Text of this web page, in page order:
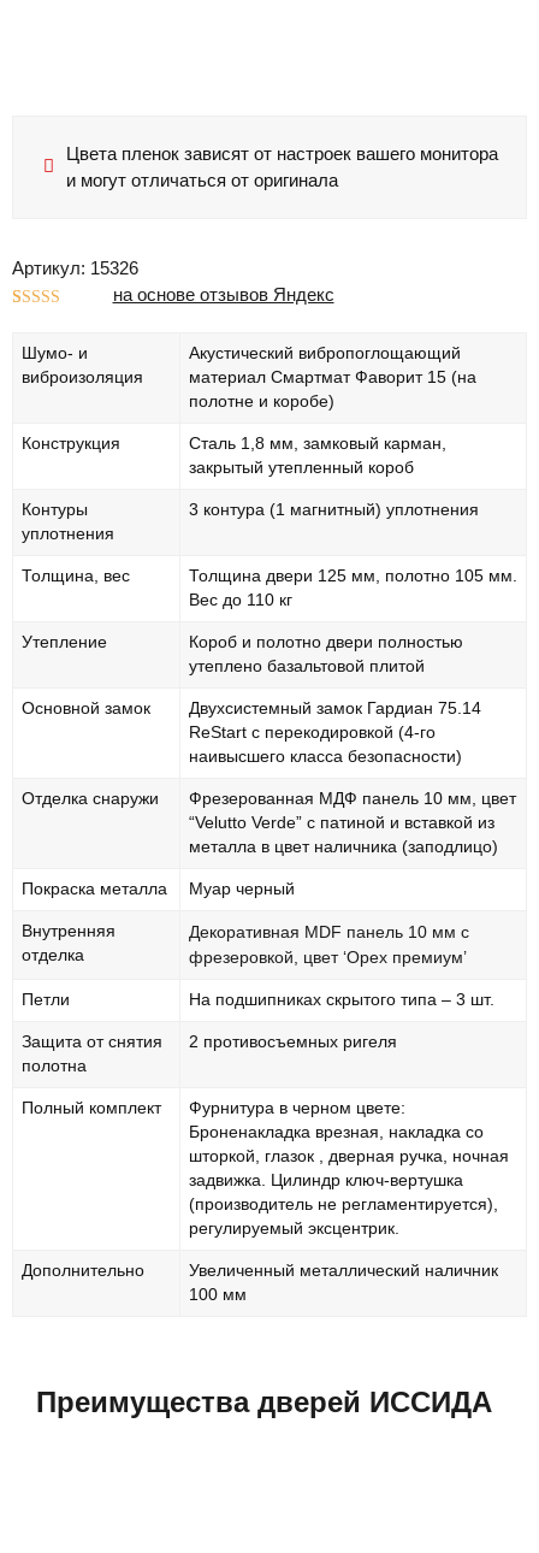
Артикул: 15326
основе
опроса
пользователя
на основе отзывов Яндекс
Шумо- и
виброизоляция
Акустический вибропоглощающий
материал Смартмат Фаворит 15 (на
полотне и коробе)
Конструкция
Сталь 1,8 мм, замковый карман,
закрытый утепленный короб
Контуры
уплотнения
3 контура (1 магнитный) уплотнения
Толщина, вес
Толщина двери 125 мм, полотно 105 мм.
Вес до 110 кг
Утепление
Короб и полотно двери полностью
утеплено базальтовой плитой
Основной замок
Двухсистемный замок Гардиан 75.14
ReStart с перекодировкой (4-го
наивысшего класса безопасности)
Отделка снаружи
Фрезерованная МДФ панель 10 мм, цвет
“Velutto Verde” с патиной и вставкой из
металла в цвет наличника (заподлицо)
Покраска металла Муар черный
Внутренняя
отделка
Декоративная MDF панель 10 мм с
фрезеровкой, цвет ‘Орех премиум’
Петли На подшипниках скрытого типа – 3 шт.
Защита от снятия
полотна
2 противосъемных ригеля
Полный комплект
Фурнитура в черном цвете:
Броненакладка врезная, накладка со
шторкой, глазок , дверная ручка, ночная
задвижка. Цилиндр ключ-вертушка
(производитель не регламентируется),
регулируемый эксцентрик.
Дополнительно
Увеличенный металлический наличник
100 мм
Цвета пленок зависят от настроек вашего монитора
и могут отличаться от оригинала
Преимущества дверей ИССИДА